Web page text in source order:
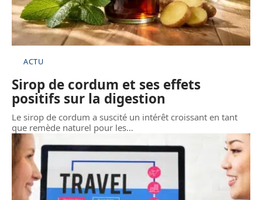
ACTU
Sirop de cordum et ses effets
positifs sur la digestion
Le sirop de cordum a suscité un intérêt croissant en tant
que remède naturel pour les…